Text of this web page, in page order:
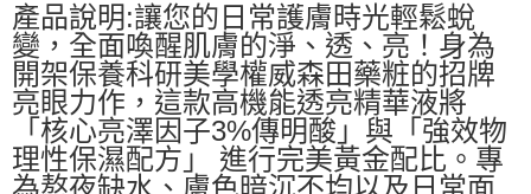
產品說明:讓您的日常護膚時光輕鬆蛻
變，全面喚醒肌膚的淨、透、亮！身為
開架保養科研美學權威森田藥粧的招牌
亮眼力作，這款高機能透亮精華液將
「核心亮澤因子3%傳明酸」與「強效物
理性保濕配方」 進行完美黃金配比。專
為熬夜缺水、膚色暗沉不均以及日常面